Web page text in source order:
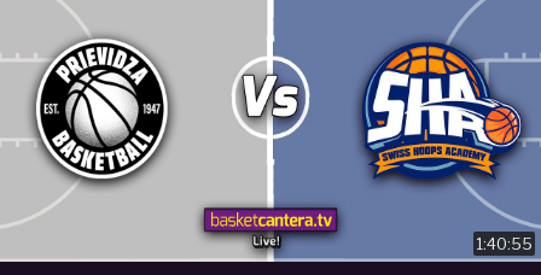
1:40:55